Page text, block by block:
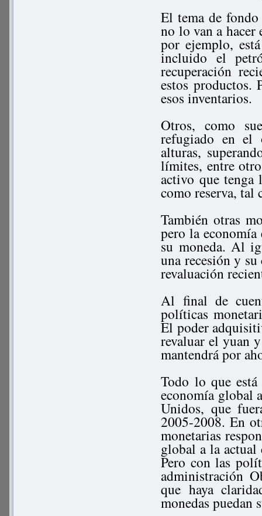
El tema de fondo
no lo van a hacer
por ejemplo,
incluido el
recuperación
estos productos.
esos inventarios.
Otros, como
refugiado en el
alturas,
límites, entre
activo que tenga
como reserva, tal
También otras
pero la
su moneda. Al
una recesión y
revaluación
Al final de
políticas
El poder
revaluar el yuan
mantendrá por
Todo lo que
economía global
Unidos, que
2005-2008. En
monetarias
global a la
Pero con las
administración
que haya
monedas